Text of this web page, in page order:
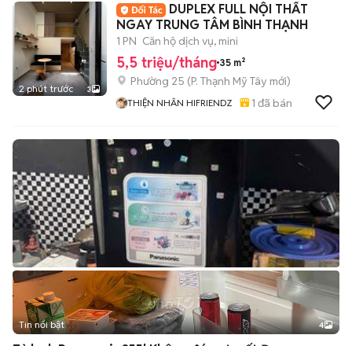
2 phút trước 3
DUPLEX FULL NỘI THẤT
NGAY TRUNG TÂM BÌNH THẠNH
1 PN Căn hộ dịch vụ, mini
5,5 triệu/tháng 35 m²
Phường 25 (P. Thạnh Mỹ Tây mới)
THIỆN NHÂN HIFRIENDZ 1 đã bán
Tin nổi bật 4